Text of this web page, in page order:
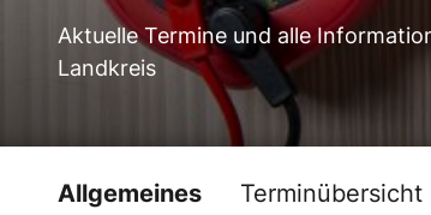
Aktuelle Termine und alle
Landkreis
Allgemeines Terminübersicht